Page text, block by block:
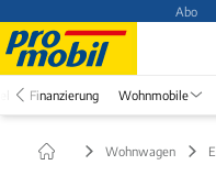
Abo
Finanzierung Wohnmobile
Wohnwagen